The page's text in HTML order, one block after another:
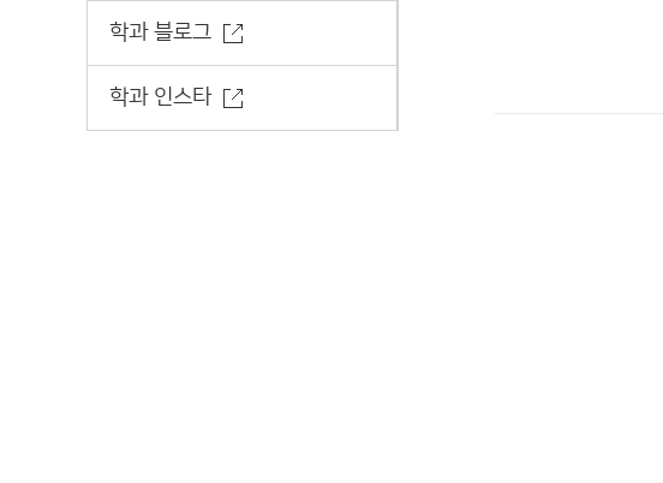
학과 블로그
학과 인스타